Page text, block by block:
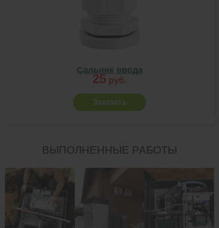
Сальник ввода
25 руб.
Заказать
ВЫПОЛНЕННЫЕ РАБОТЫ